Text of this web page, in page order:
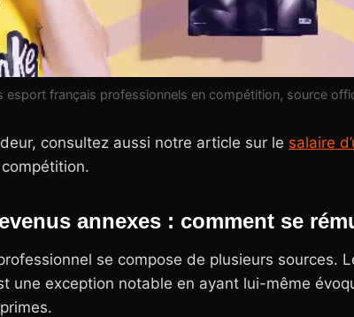
esport français professionnels en compétition, source
consultez aussi notre article sur le salaire
annexes : comment se
se compose de plusieurs sources.
une exception notable en ayant lui-même